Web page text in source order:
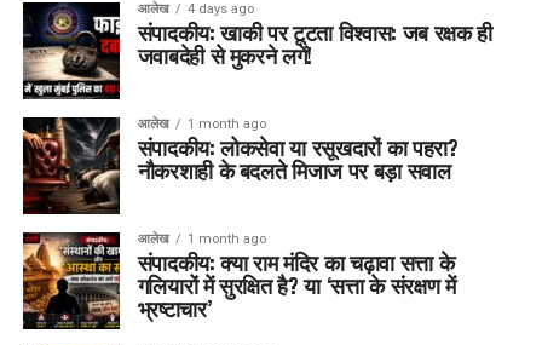
आलेख 4 days ago
संपादकीय: खाकी पर टूटता विश्वास: जब रक्षक ही
जवाबदेही से मुकरने लगें!
आलेख 1 month ago
संपादकीय: लोकसेवा या रसूखदारों का पहरा?
नौकरशाही के बदलते मिजाज पर बड़ा सवाल
आलेख 1 month ago
संपादकीय: क्या राम मंदिर का चढ़ावा सत्ता के
गलियारों में सुरक्षित है? या ‘सत्ता के संरक्षण में
भ्रष्टाचार’